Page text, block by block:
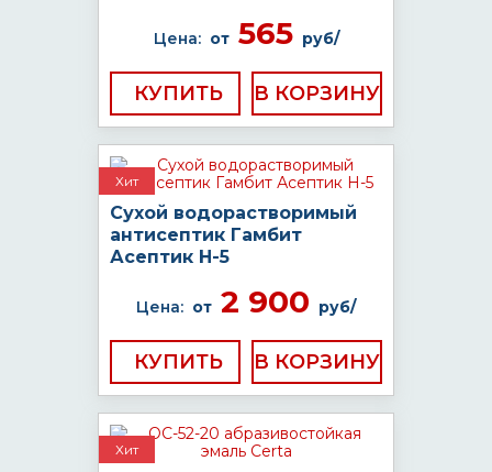
Цена: от565 руб/
КУПИТЬ
Хит
Сухой водорастворимый
антисептик Гамбит
Асептик H-5
Цена: от 2 900 руб/
КУПИТЬ
Хит